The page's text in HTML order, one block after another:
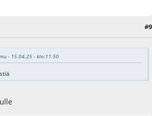
#9
- 15.04.25 - klo:11:50